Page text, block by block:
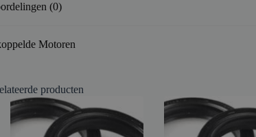
(0)
Motoren
producten